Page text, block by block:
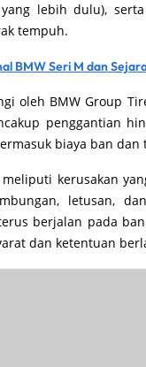
lebih dulu),
tempuh.
BMW Seri M dan
oleh BMW Group
penggantian
biaya ban dan
kerusakan
letusan,
berjalan pada
dan ketentuan